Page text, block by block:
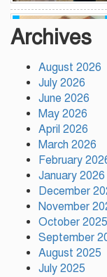
মফিজুল ইসলাম
Archives
August 2026
July 2026
June 2026
May 2026
April 2026
March 2026
February
January 2026
December
November
October 2025
September
August 2025
July 2025